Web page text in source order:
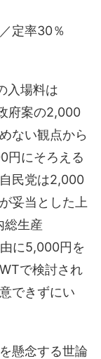
定率30％
入場料は
府案の2,000
ない観点から
円にそろえる
民党は2,000
妥当とした上
総生産
に5,000円を
で検討され
できずにい
懸念する世論